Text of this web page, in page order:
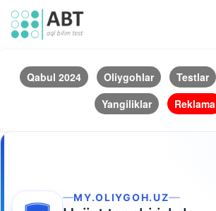
Qabul 2024 Oliygohlar Testlar
Yangiliklar
Reklama
MY.OLIYGOH.UZ